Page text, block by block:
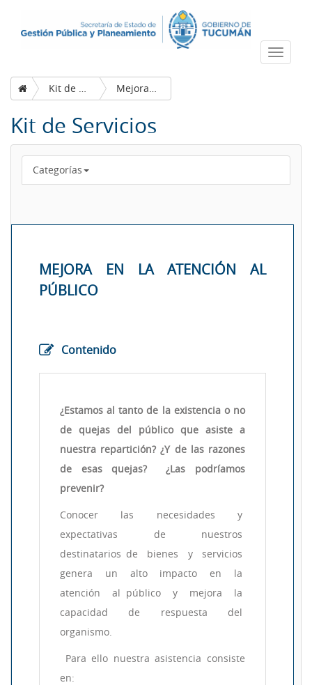
Kit de Servicios
Mejora en la atención al público
Kit de Servicios
Categorías
MEJORA EN LA ATENCIÓN AL
PÚBLICO
Contenido
¿Estamos al tanto de la existencia o no
de quejas del público que asiste a
nuestra repartición? ¿Y de las razones
de esas quejas? ¿Las podríamos
prevenir?
Conocer las necesidades y
expectativas de nuestros
destinatarios de bienes y servicios
genera un alto impacto en la
atención al público y mejora la
capacidad de respuesta del
organismo.
Para ello nuestra asistencia consiste
en: